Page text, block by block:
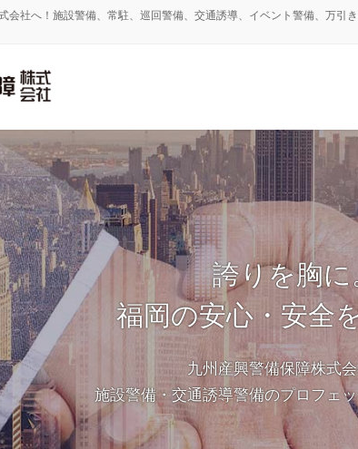
会社へ！施設警備、常駐、巡回警備、交通誘導、イベント警備、万引
誇りを胸に
福岡の安心・安全
九州産興警備保障株式
施設警備・交通誘導警備のプロフェ